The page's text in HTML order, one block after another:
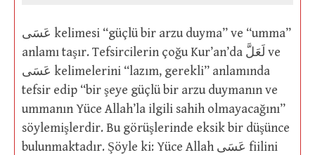
عَسَى kelimesi “güçlü bir arzu duyma” ve “umma”
anlamı taşır. Tefsircilerin çoğu Kur’an’da لَعَلَّ ve
عَسَى kelimelerini “lazım, gerekli” anlamında
tefsir edip “bir şeye güçlü bir arzu duymanın ve
ummanın Yüce Allah’la ilgili sahih olmayacağını”
söylemişlerdir. Bu görüşlerinde eksik bir düşünce
bulunmaktadır. Şöyle ki: Yüce Allah عَسَى fiilini